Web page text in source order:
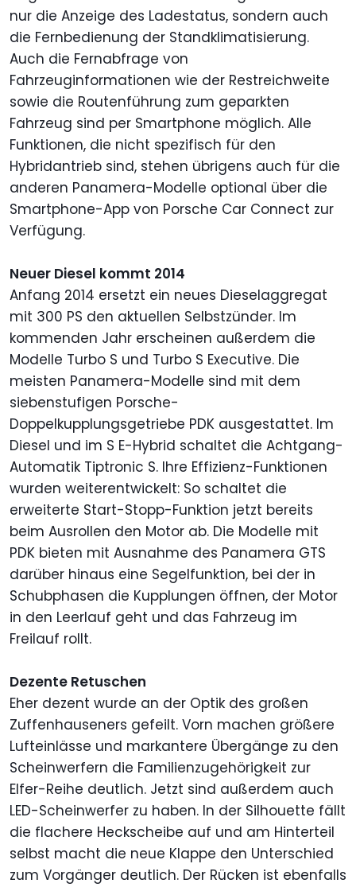
nur die Anzeige des Ladestatus, sondern auch
die Fernbedienung der Standklimatisierung.
Auch die Fernabfrage von
Fahrzeuginformationen wie der Restreichweite
sowie die Routenführung zum geparkten
Fahrzeug sind per Smartphone möglich. Alle
Funktionen, die nicht spezifisch für den
Hybridantrieb sind, stehen übrigens auch für die
anderen Panamera-Modelle optional über die
Smartphone-App von Porsche Car Connect zur
Verfügung.
Neuer Diesel kommt 2014
Anfang 2014 ersetzt ein neues Dieselaggregat
mit 300 PS den aktuellen Selbstzünder. Im
kommenden Jahr erscheinen außerdem die
Modelle Turbo S und Turbo S Executive. Die
meisten Panamera-Modelle sind mit dem
siebenstufigen Porsche-
Doppelkupplungsgetriebe PDK ausgestattet. Im
Diesel und im S E-Hybrid schaltet die Achtgang-
Automatik Tiptronic S. Ihre Effizienz-Funktionen
wurden weiterentwickelt: So schaltet die
erweiterte Start-Stopp-Funktion jetzt bereits
beim Ausrollen den Motor ab. Die Modelle mit
PDK bieten mit Ausnahme des Panamera GTS
darüber hinaus eine Segelfunktion, bei der in
Schubphasen die Kupplungen öffnen, der Motor
in den Leerlauf geht und das Fahrzeug im
Freilauf rollt.
Dezente Retuschen
Eher dezent wurde an der Optik des großen
Zuffenhauseners gefeilt. Vorn machen größere
Lufteinlässe und markantere Übergänge zu den
Scheinwerfern die Familienzugehörigkeit zur
Elfer-Reihe deutlich. Jetzt sind außerdem auch
LED-Scheinwerfer zu haben. In der Silhouette fällt
die flachere Heckscheibe auf und am Hinterteil
selbst macht die neue Klappe den Unterschied
zum Vorgänger deutlich. Der Rücken ist ebenfalls